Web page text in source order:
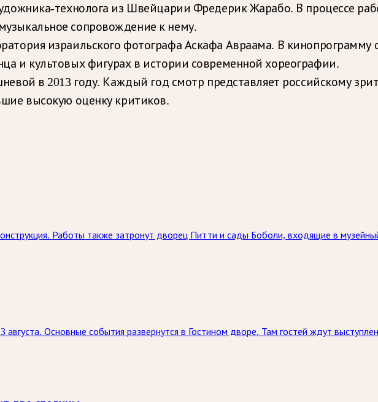
технолога из Швейцарии Фредерик Жарабо. В процессе
сопровождение к нему.
израильского фотографа Аскафа Авраама. В кинопрограмму
и культовых фигурах в истории современной хореографии.
в 2013 году. Каждый год смотр представляет российскому
высокую оценку критиков.
Работы также затронут дворец Питти и сады Боболи, входящие в
Основные события развернутся в Гостином дворе. Там гостей ждут